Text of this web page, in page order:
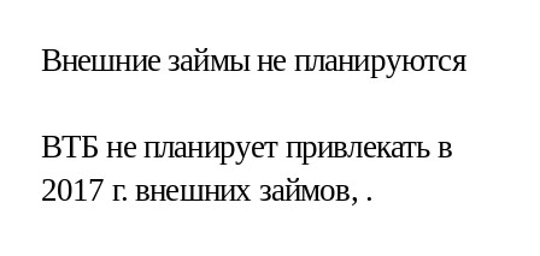
Внешние займы не планируются
ВТБ не планирует привлекать в
2017 г. внешних займов, .